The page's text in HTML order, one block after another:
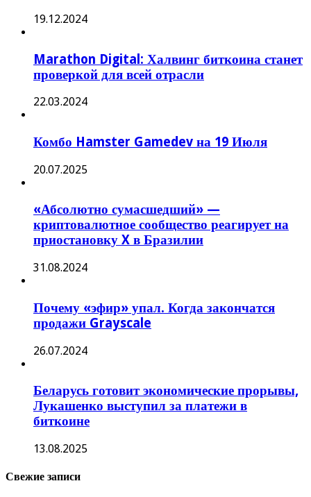
19.12.2024
Marathon Digital: Халвинг биткоина станет
проверкой для всей отрасли
22.03.2024
Комбо Hamster Gamedev на 19 Июля
20.07.2025
«Абсолютно сумасшедший» —
криптовалютное сообщество реагирует на
приостановку X в Бразилии
31.08.2024
Почему «эфир» упал. Когда закончатся
продажи Grayscale
26.07.2024
Беларусь готовит экономические прорывы,
Лукашенко выступил за платежи в
биткоине
13.08.2025
Свежие записи